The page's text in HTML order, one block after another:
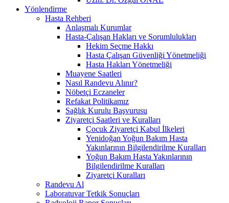
Yönlendirme
Hasta Rehberi
Anlaşmalı Kurumlar
Hasta-Çalışan Hakları ve Sorumlulukları
Hekim Seçme Hakkı
Hasta Çalışan Güvenliği Yönetmeliği
Hasta Hakları Yönetmeliği
Muayene Saatleri
Nasıl Randevu Alınır?
Nöbetçi Eczaneler
Refakat Politikamız
Sağlık Kurulu Başvurusu
Ziyaretçi Saatleri ve Kuralları
Çocuk Ziyaretçi Kabul İlkeleri
Yenidoğan Yoğun Bakım Hasta
Yakınlarının Bilgilendirilme Kuralları
Yoğun Bakım Hasta Yakınlarının
Bilgilendirilme Kuralları
Ziyaretçi Kuralları
Randevu Al
Laboratuvar Tetkik Sonuçları